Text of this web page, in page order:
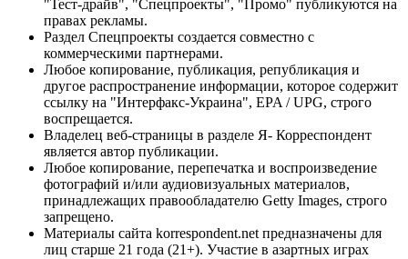
"Тест-драйв", "Спецпроекты", "Промо" публикуются на
правах рекламы.
Раздел Спецпроекты создается совместно с
коммерческими партнерами.
Любое копирование, публикация, републикация и
другое распространение информации, которое содержит
ссылку на "Интерфакс-Украина", EPA / UPG, строго
воспрещается.
Владелец веб-страницы в разделе Я- Корреспондент
является автор публикации.
Любое копирование, перепечатка и воспроизведение
фотографий и/или аудиовизуальных материалов,
принадлежащих правообладателю Getty Images, строго
запрещено.
Материалы сайта korrespondent.net предназначены для
лиц старше 21 года (21+). Участие в азартных играх